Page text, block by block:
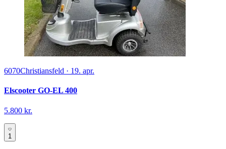
6070Christiansfeld · 19. apr.
Elscooter GO-EL 400
5.800 kr.
1